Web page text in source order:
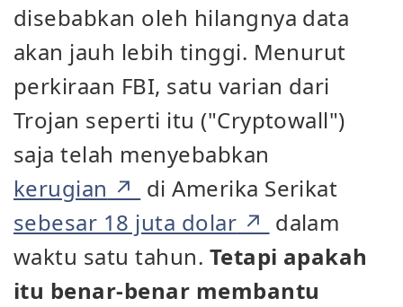
disebabkan oleh hilangnya data
akan jauh lebih tinggi. Menurut
perkiraan FBI, satu varian dari
Trojan seperti itu ("Cryptowall")
saja telah menyebabkan
kerugian
di Amerika Serikat
sebesar 18 juta dolar
dalam
waktu satu tahun. Tetapi apakah
itu benar-benar membantu